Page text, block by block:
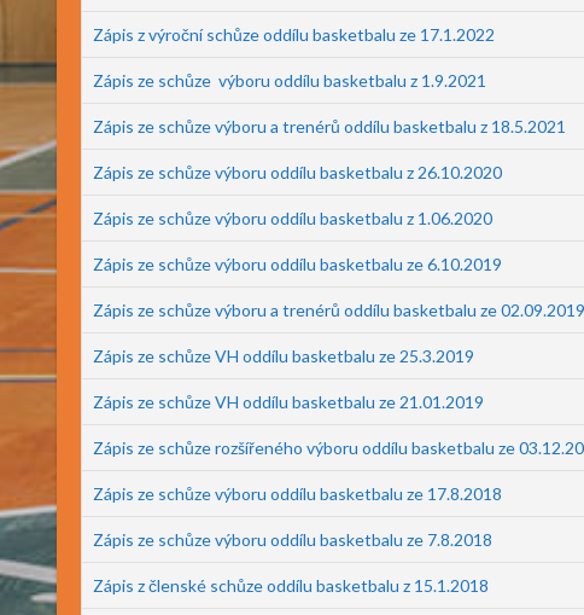
Zápis z výroční schůze oddílu basketbalu ze 17.1.2022
Zápis ze schůze výboru oddílu basketbalu z 1.9.2021
Zápis ze schůze výboru a trenérů oddílu basketbalu z 18.5.2021
Zápis ze schůze výboru oddílu basketbalu z 26.10.2020
Zápis ze schůze výboru oddílu basketbalu z 1.06.2020
Zápis ze schůze výboru oddílu basketbalu ze 6.10.2019
Zápis ze schůze výboru a trenérů oddílu basketbalu ze 02.09.2019
Zápis ze schůze VH oddílu basketbalu ze 25.3.2019
Zápis ze schůze VH oddílu basketbalu ze 21.01.2019
Zápis ze schůze rozšířeného výboru oddílu basketbalu ze
Zápis ze schůze výboru oddílu basketbalu ze 17.8.2018
Zápis ze schůze výboru oddílu basketbalu ze 7.8.2018
Zápis z členské schůze oddílu basketbalu z 15.1.2018